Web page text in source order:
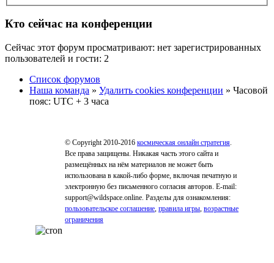
Кто сейчас на конференции
Сейчас этот форум просматривают: нет зарегистрированных
пользователей и гости: 2
Список форумов
Наша команда » Удалить cookies конференции » Часовой
пояс: UTC + 3 часа
© Copyright 2010-2016 космическая онлайн стратегия.
Все права защищены. Никакая часть этого сайта и
размещённых на нём материалов не может быть
использована в какой-либо форме, включая печатную и
электронную без письменного согласия авторов. E-mail:
support@wildspace.online. Разделы для ознакомления:
пользовательское соглашение, правила игры, возрастные
ограничения